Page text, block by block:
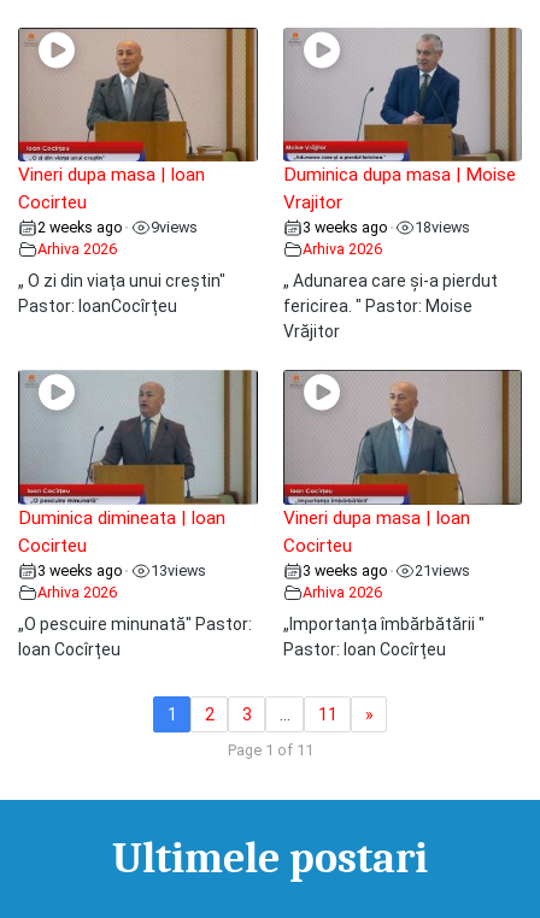
Vineri dupa masa | Ioan
Cocirteu
2 weeks ago • 9views
Arhiva 2026
„ O zi din viața unui creștin"
Pastor: IoanCocîrțeu
Duminica dupa masa | Moise
Vrajitor
3 weeks ago • 18views
Arhiva 2026
„ Adunarea care și-a pierdut
fericirea. " Pastor: Moise
Vrăjitor
Duminica dimineata | Ioan
Cocirteu
3 weeks ago • 13views
Arhiva 2026
„O pescuire minunată" Pastor:
Ioan Cocîrțeu
Vineri dupa masa | Ioan
Cocirteu
3 weeks ago • 21views
Arhiva 2026
„Importanța îmbărbătării "
Pastor: Ioan Cocîrțeu
1 2 3 11 »
Page 1 of 11
Ultimele postari